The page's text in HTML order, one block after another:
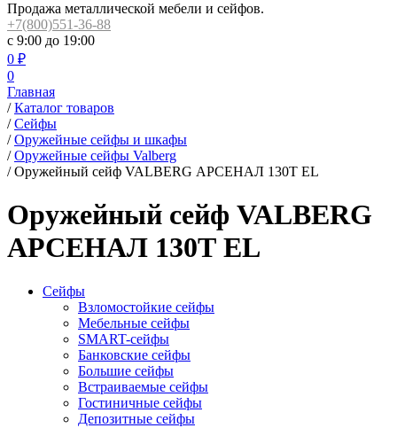
Продажа металлической мебели и сейфов.
+7(800)551-36-88
с 9:00 до 19:00
0 ₽
0
Главная
/ Каталог товаров
/ Сейфы
/ Оружейные сейфы и шкафы
/ Оружейные сейфы Valberg
/ Оружейный сейф VALBERG АРСЕНАЛ 130Т EL
Оружейный сейф VALBERG
АРСЕНАЛ 130Т EL
Сейфы
Взломостойкие сейфы
Мебельные сейфы
SMART-сейфы
Банковские сейфы
Большие сейфы
Встраиваемые сейфы
Гостиничные сейфы
Депозитные сейфы